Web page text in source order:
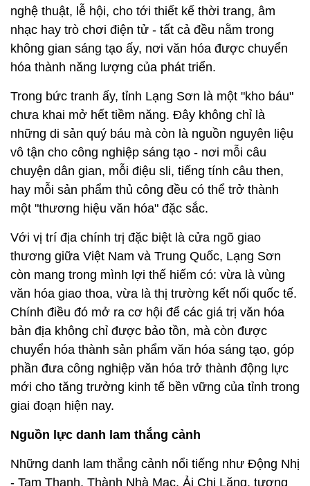
nghệ thuật, lễ hội, cho tới thiết kế thời trang, âm
nhạc hay trò chơi điện tử - tất cả đều nằm trong
không gian sáng tạo ấy, nơi văn hóa được chuyển
hóa thành năng lượng của phát triển.
Trong bức tranh ấy, tỉnh Lạng Sơn là một "kho báu"
chưa khai mở hết tiềm năng. Đây không chỉ là
những di sản quý báu mà còn là nguồn nguyên liệu
vô tận cho công nghiệp sáng tạo - nơi mỗi câu
chuyện dân gian, mỗi điệu sli, tiếng tính câu then,
hay mỗi sản phẩm thủ công đều có thể trở thành
một "thương hiệu văn hóa" đặc sắc.
Với vị trí địa chính trị đặc biệt là cửa ngõ giao
thương giữa Việt Nam và Trung Quốc, Lạng Sơn
còn mang trong mình lợi thế hiếm có: vừa là vùng
văn hóa giao thoa, vừa là thị trường kết nối quốc tế.
Chính điều đó mở ra cơ hội để các giá trị văn hóa
bản địa không chỉ được bảo tồn, mà còn được
chuyển hóa thành sản phẩm văn hóa sáng tạo, góp
phần đưa công nghiệp văn hóa trở thành động lực
mới cho tăng trưởng kinh tế bền vững của tỉnh trong
giai đoạn hiện nay.
Nguồn lực danh lam thắng cảnh
Những danh lam thắng cảnh nổi tiếng như Động Nhị
- Tam Thanh, Thành Nhà Mạc, Ải Chi Lăng, tượng